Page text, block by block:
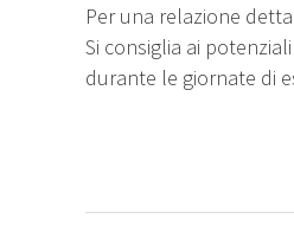
Per una relazione
Si consiglia ai
durante le giornate di